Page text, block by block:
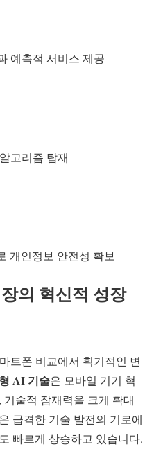
예측적 서비스 제공
고리즘 탑재
개인정보 안전성 확보
의 혁신적 성장
트폰 비교에서 획기적인 변
AI 기술은 모바일 기기 혁
술적 잠재력을 크게 확대
은 급격한 기술 발전의 기로에
빠르게 상승하고 있습니다.